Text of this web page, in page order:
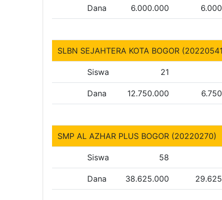
Dana 6.000.000
SLBN SEJAHTERA KOTA BOGOR
Siswa 21
Dana 12.750.000
SMP AL AZHAR PLUS BOGOR (20220270)
Siswa 58
Dana 38.625.000